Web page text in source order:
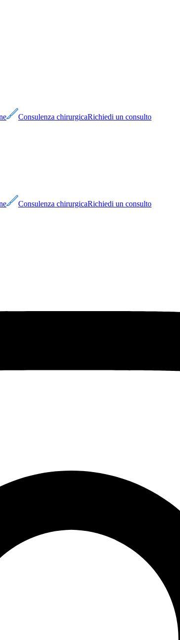
Consulenza chirurgicaRichiedi un consulto
Consulenza chirurgicaRichiedi un consulto